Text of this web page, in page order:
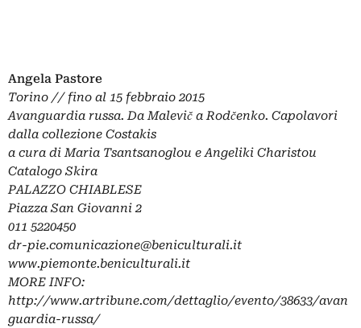
Angela Pastore
Torino // fino al 15 febbraio 2015
Avanguardia russa. Da Malevič a Rodčenko. Capolavori
dalla collezione Costakis
a cura diMaria Tsantsanoglou e Angeliki Charistou
Catalogo Skira
PALAZZO CHIABLESE
Piazza San Giovanni 2
011 5220450
dr-pie.comunicazione@beniculturali.it
www.piemonte.beniculturali.it
MORE INFO:
http://www.artribune.com/dettaglio/evento/38633/avan
guardia-russa/